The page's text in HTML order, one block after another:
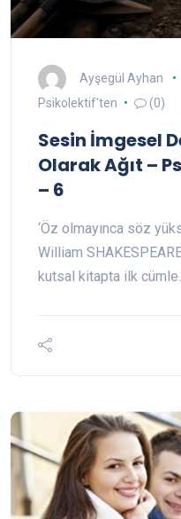
Ayşegül Ayhan
Psikolektif'ten
(0)
Sesin İmgesel
Olarak Ağıt –
– 6
‘Öz olmayınca söz
William
kutsal kitapta ilk cümle…